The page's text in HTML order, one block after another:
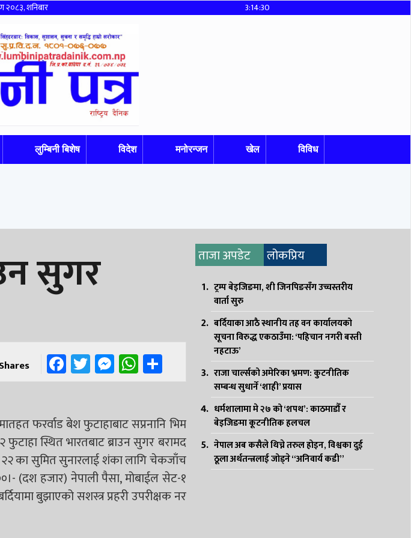
२०८३, शनिबार 3:14:30
लुम्बिनी बिशेष विदेश मनोरन्जन खेल विविध
सुगर
Facebook
Twitter
Messenger
WhatsApp
Share
फरर्वाड बेश फुटाहाबाट सप्रनानि भिम
स्थित भारतबाट ब्राउन सुगर बरामद
२२ का सुमित सुनारलाई शंका लागि चेकजाँच
(दश हजार) नेपाली पैसा, मोबाईल सेट-१
बुझाएको सशस्त्र प्रहरी उपरीक्षक नर
ताजा अपडेट लोकप्रिय
ट्रम्प बेइजिङमा, शी जिनपिङसँग उच्चस्तरीय
वार्ता सुरु
बर्दियाका आठै स्थानीय तह वन कार्यालयको
सूचना विरुद्ध एकठाउँमा: ‘पहिचान नगरी बस्ती
नहटाऊ’
राजा चार्ल्सको अमेरिका भ्रमण: कुटनीतिक
सम्बन्ध सुधार्ने ‘शाही’ प्रयास
धर्मशालामा मे २७ को ‘शपथ’: काठमाडौँ र
बेइजिङमा कूटनीतिक हलचल
नेपाल अब कसैले थिच्ने तरुल होइन, विश्वका दुई
ठूला अर्थतन्त्रलाई जोड्ने “अनिवार्य कडी”